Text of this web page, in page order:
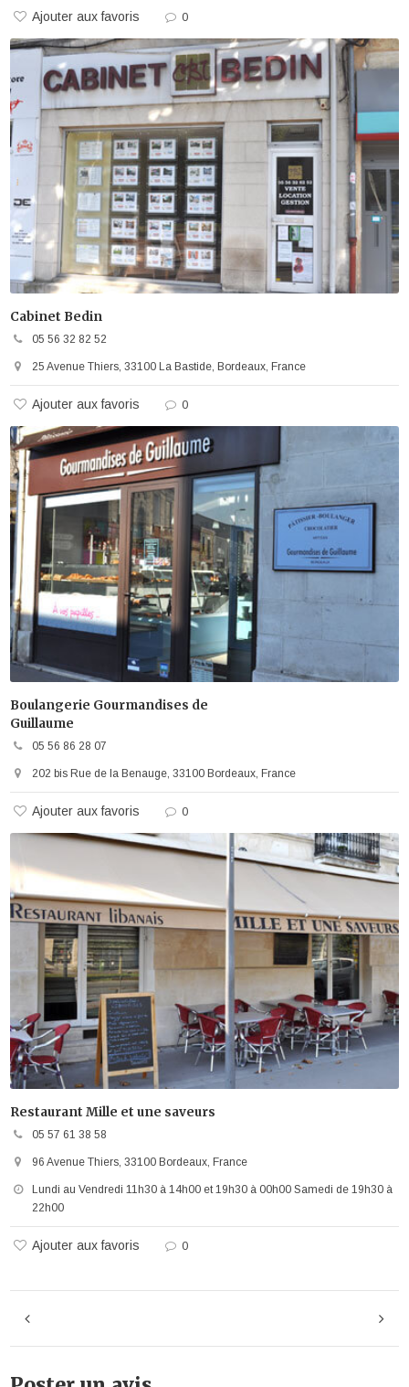
Ajouter aux favoris 0
Cabinet Bedin
05 56 32 82 52
25 Avenue Thiers, 33100 La Bastide, Bordeaux, France
Ajouter aux favoris 0
Boulangerie Gourmandises de
Guillaume
05 56 86 28 07
202 bis Rue de la Benauge, 33100 Bordeaux, France
Ajouter aux favoris 0
Restaurant Mille et une saveurs
05 57 61 38 58
96 Avenue Thiers, 33100 Bordeaux, France
Lundi au Vendredi 11h30 à 14h00 et 19h30 à 00h00 Samedi de 19h30 à
22h00
Ajouter aux favoris 0